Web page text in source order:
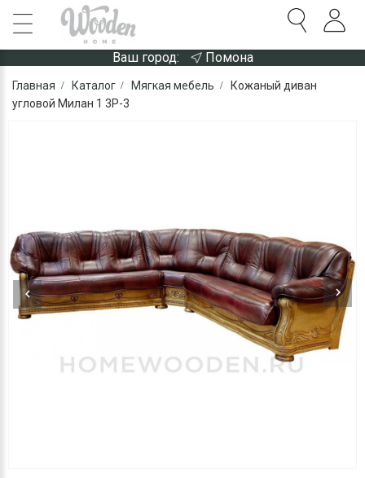
Ваш город: Помона
Главная Каталог Мягкая мебель
Кожаный диван
угловой Милан 1 3Р-3